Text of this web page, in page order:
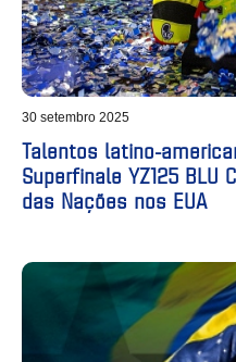
30 setembro 2025
Talentos latino-
Superfinale YZ125 BLU
das Nações nos EUA